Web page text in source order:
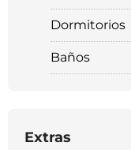
Dormitorios
Baños
Extras